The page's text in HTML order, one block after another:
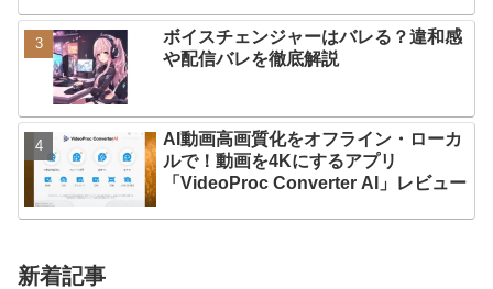
ボイスチェンジャーはバレる？違和感
や配信バレを徹底解説
AI動画高画質化をオフライン・ローカ
ルで！動画を4Kにするアプリ
「VideoProc Converter AI」レビュー
新着記事